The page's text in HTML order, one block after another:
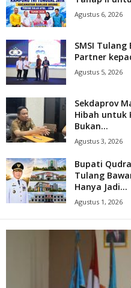
Agustus 6, 2026
SMSI
Partner
Agustus 5, 2026
Sekdaprov
Hibah untuk
Bukan...
Agustus 3, 2026
Bupati
Tulang
Hanya Jadi...
Agustus 1, 2026